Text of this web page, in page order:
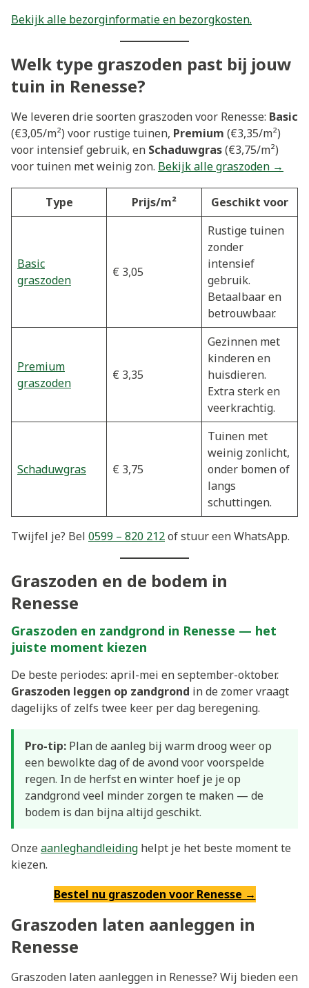
Bekijk alle bezorginformatie en bezorgkosten.
Welk type graszoden past bij jouw
tuin in Renesse?
We leveren drie soorten graszoden voor Renesse: Basic
(€3,05/m²) voor rustige tuinen, Premium (€3,35/m²)
voor intensief gebruik, en Schaduwgras(€3,75/m²)
voor tuinen met weinig zon. Bekijk alle graszoden →
Type Prijs/m² Geschikt voor
Basic
graszoden
€ 3,05
Rustige tuinen
zonder
intensief
gebruik.
Betaalbaar en
betrouwbaar.
Premium
graszoden
€ 3,35
Gezinnen met
kinderen en
huisdieren.
Extra sterk en
veerkrachtig.
Schaduwgras € 3,75
Tuinen met
weinig zonlicht,
onder bomen of
langs
schuttingen.
Twijfel je? Bel 0599 – 820 212of stuur een WhatsApp.
Graszoden en de bodem in
Renesse
Graszoden en zandgrond in Renesse — het
juiste moment kiezen
De beste periodes: april-mei en september-oktober.
Graszoden leggen op zandgrond in de zomer vraagt
dagelijks of zelfs twee keer per dag beregening.
Pro-tip: Plan de aanleg bij warm droog weer op
een bewolkte dag of de avond voor voorspelde
regen. In de herfst en winter hoef je je op
zandgrond veel minder zorgen te maken — de
bodem is dan bijna altijd geschikt.
Onzeaanleghandleiding helpt je het beste moment te
kiezen.
Bestel nu graszoden voor Renesse →
Graszoden laten aanleggen in
Renesse
Graszoden laten aanleggen in Renesse? Wij bieden een